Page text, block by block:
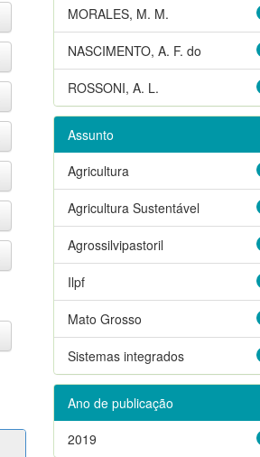
MORALES, M. M.
NASCIMENTO, A. F. do
ROSSONI, A. L.
Assunto
Agricultura
Agricultura Sustentável
Agrossilvipastoril
Ilpf
Mato Grosso
Sistemas integrados
Ano de publicação
2019